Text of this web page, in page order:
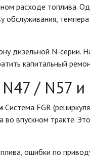
расходе топлива.
обслуживания,
дизельной N-серии.
капитальный
N47 / N57
Система EGR
впускном тракте.
ошибки по